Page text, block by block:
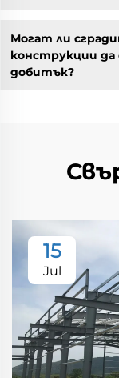
Могат ли
конструкции да
добитък?
15
Jul